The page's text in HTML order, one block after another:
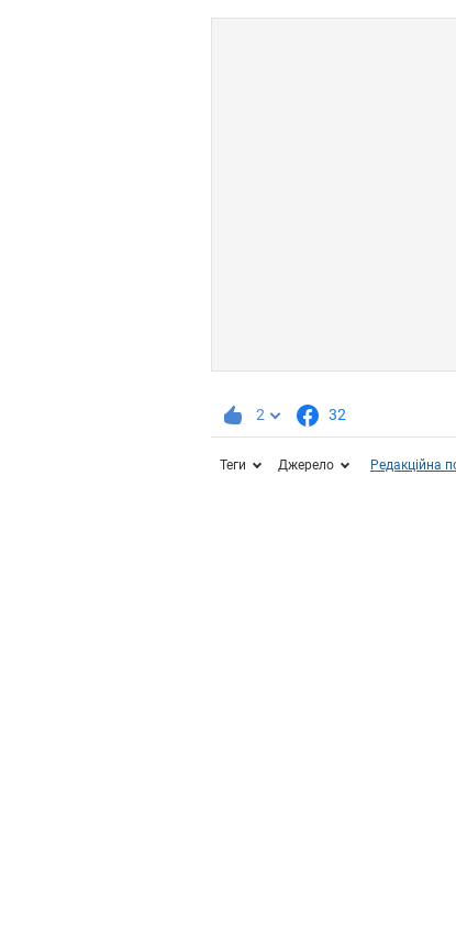
2 32
Теги Джерело Редакційна